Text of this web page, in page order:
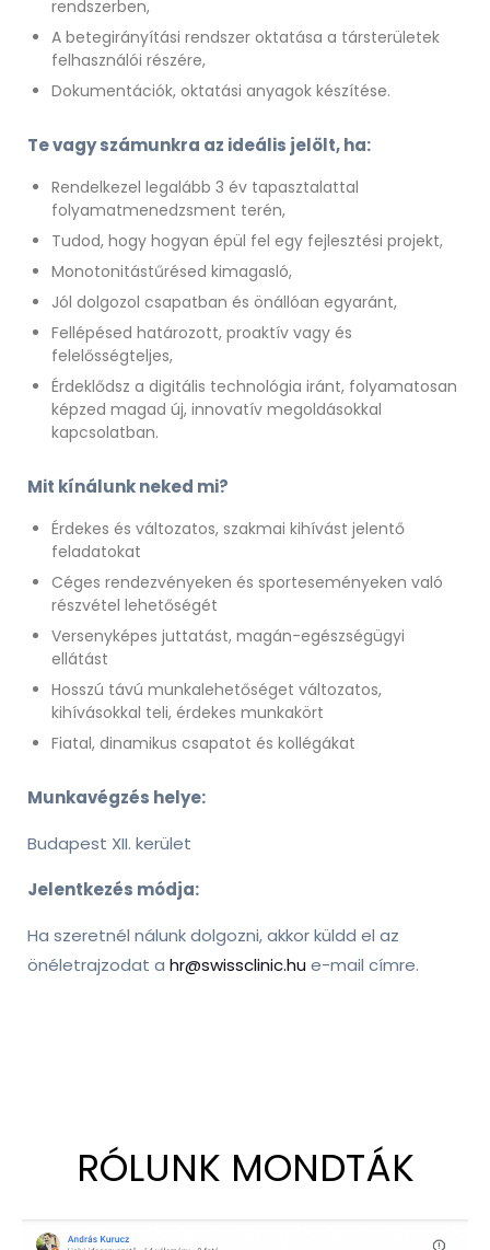
rendszerben,
A betegirányítási rendszer oktatása a társterületek
felhasználói részére,
Dokumentációk, oktatási anyagok készítése.
Te vagy számunkra az ideális jelölt, ha:
Rendelkezel legalább 3 év tapasztalattal
folyamatmenedzsment terén,
Tudod, hogy hogyan épül fel egy fejlesztési projekt,
Monotonitástűrésed kimagasló,
Jól dolgozol csapatban és önállóan egyaránt,
Fellépésed határozott, proaktív vagy és
felelősségteljes,
Érdeklődsz a digitális technológia iránt, folyamatosan
képzed magad új, innovatív megoldásokkal
kapcsolatban.
Mit kínálunk neked mi?
Érdekes és változatos, szakmai kihívást jelentő
feladatokat
Céges rendezvényeken és sporteseményeken való
részvétel lehetőségét
Versenyképes juttatást, magán-egészségügyi
ellátást
Hosszú távú munkalehetőséget változatos,
kihívásokkal teli, érdekes munkakört
Fiatal, dinamikus csapatot és kollégákat
Munkavégzés helye:
Budapest XII. kerület
Jelentkezés módja:
Ha szeretnél nálunk dolgozni, akkor küldd el az
önéletrajzodat a hr@swissclinic.hu e-mail címre.
RÓLUNK MONDTÁK